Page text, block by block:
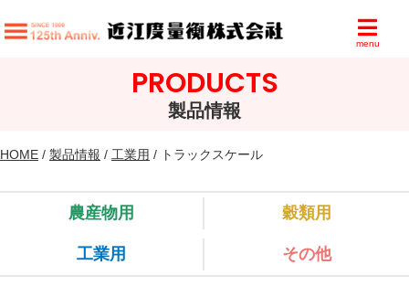
menu
PRODUCTS
製品情報
HOME / 製品情報 / 工業用 / トラックスケール
農産物用 穀類用
工業用 その他